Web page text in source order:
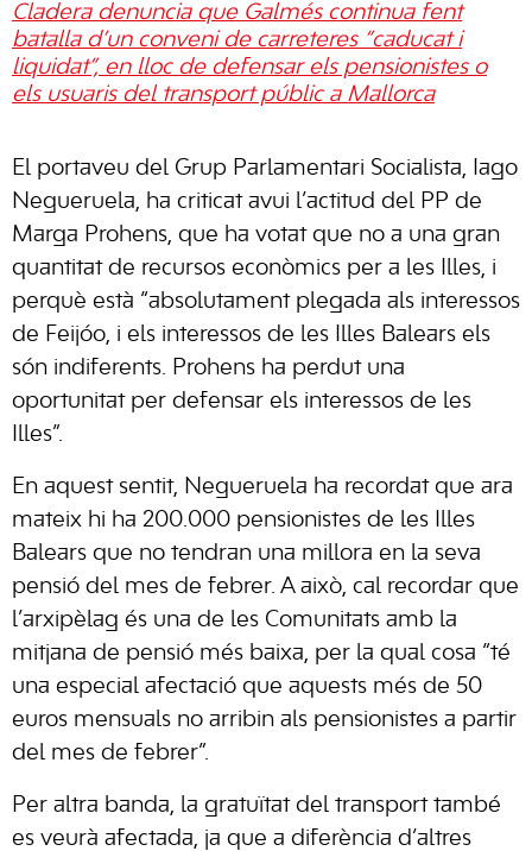
Cladera denuncia que Galmés continua fent
batalla d’un conveni de carreteres “caducat i
liquidat”, en lloc de defensar els pensionistes o
els usuaris del transport públic a Mallorca
El portaveu del Grup Parlamentari Socialista, Iago
Negueruela, ha criticat avui l’actitud del PP de
Marga Prohens, que ha votat que no a una gran
quantitat de recursos econòmics per a les Illes, i
perquè està “absolutament plegada als interessos
de Feijóo, i els interessos de les Illes Balears els
són indiferents. Prohens ha perdut una
oportunitat per defensar els interessos de les
Illes”.
En aquest sentit, Negueruela ha recordat que ara
mateix hi ha 200.000 pensionistes de les Illes
Balears que no tendran una millora en la seva
pensió del mes de febrer. A això, cal recordar que
l’arxipèlag és una de les Comunitats amb la
mitjana de pensió més baixa, per la qual cosa “té
una especial afectació que aquests més de 50
euros mensuals no arribin als pensionistes a partir
del mes de febrer”.
Per altra banda, la gratuïtat del transport també
es veurà afectada, ja que a diferència d’altres